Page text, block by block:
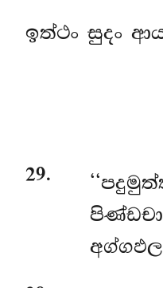
ඉත්ථං සුදං
29.